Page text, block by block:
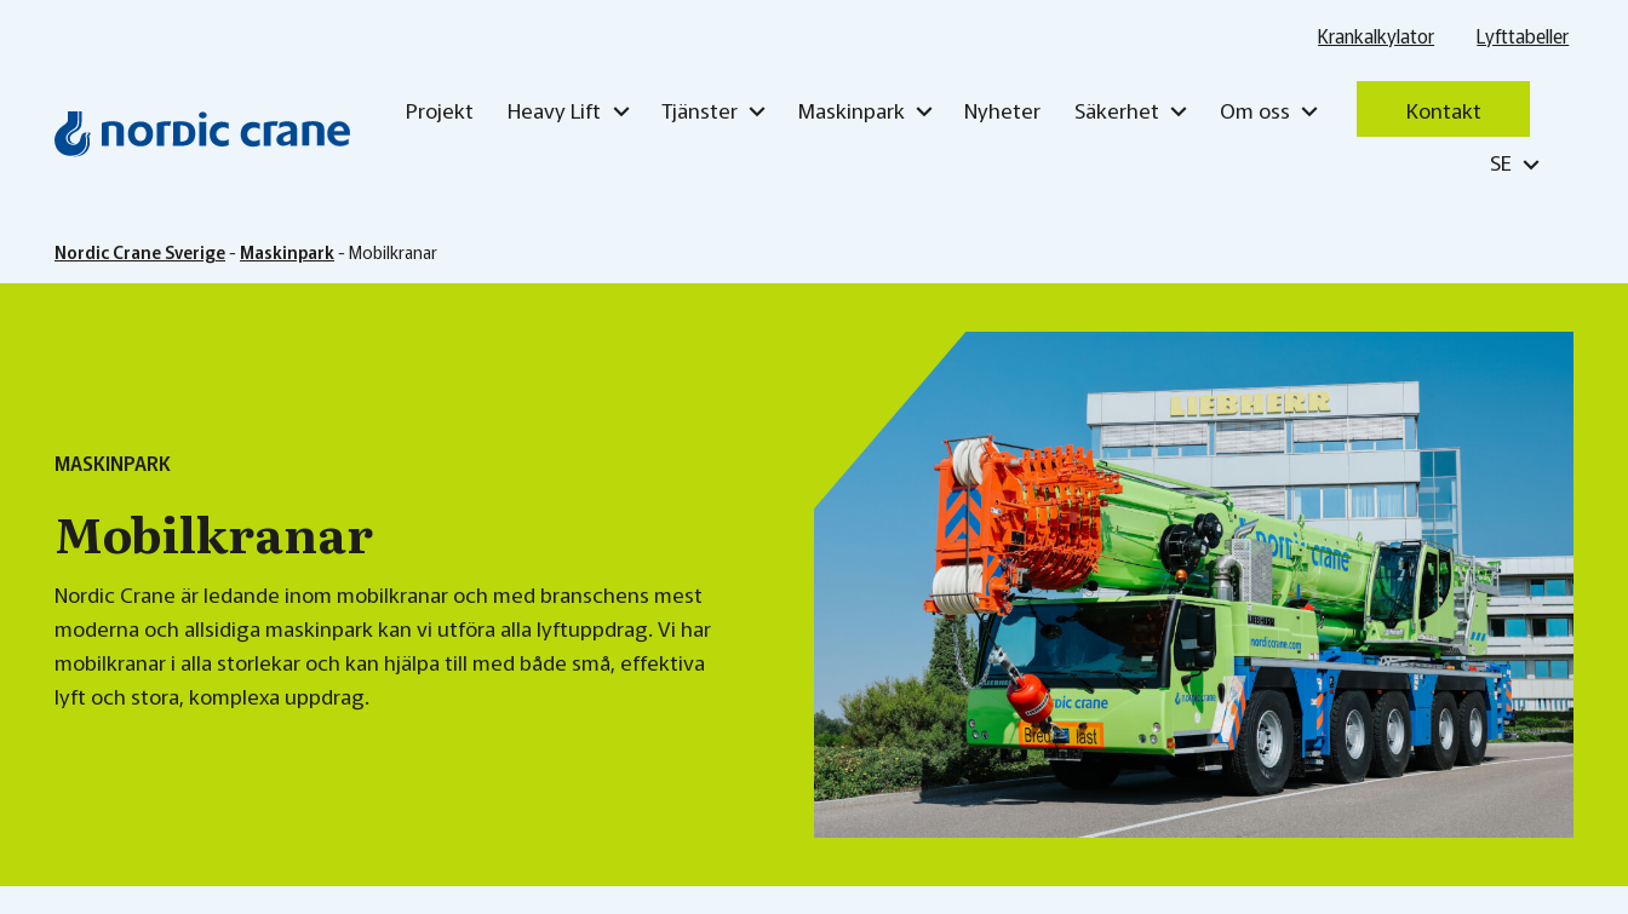
Krankalkylator Lyfttabeller
Projekt Heavy Lift Tjänster Maskinpark Nyheter Säkerhet Om oss
Kontakt
SE
Nordic Crane Sverige- Maskinpark-Mobilkranar
MASKINPARK
Mobilkranar
Nordic Crane är ledande inom mobilkranar och med branschens mest
moderna och allsidiga maskinpark kan vi utföra alla lyftuppdrag. Vi har
mobilkranar i alla storlekar och kan hjälpa till med både små, effektiva
lyft och stora, komplexa uppdrag.